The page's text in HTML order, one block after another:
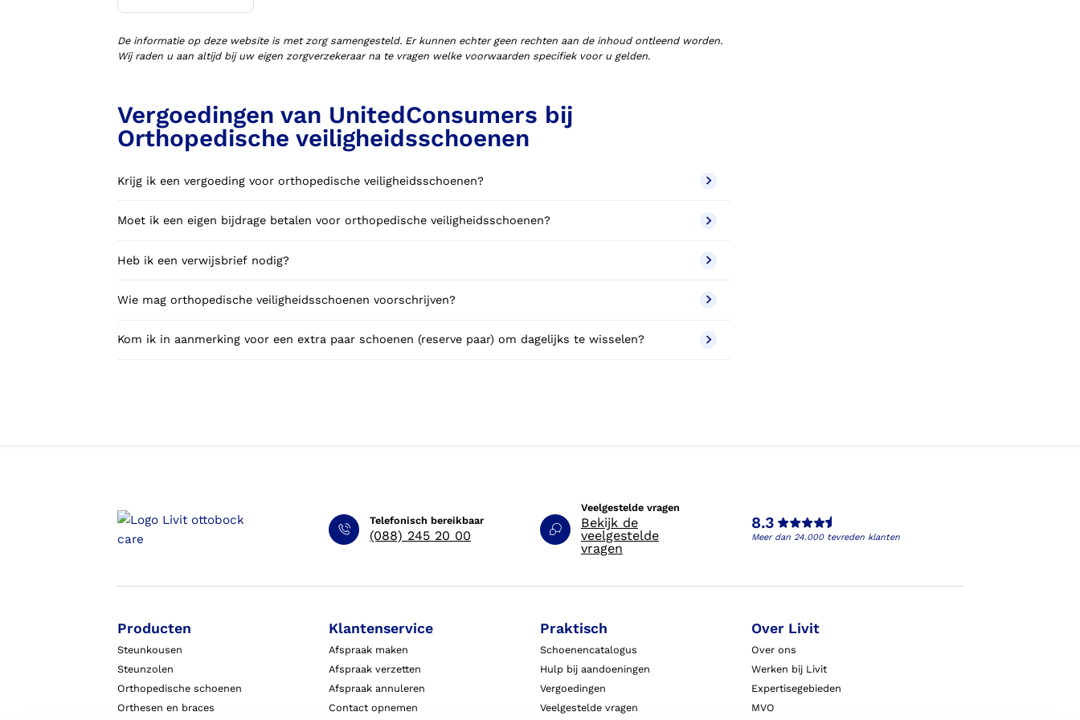
schoenen (VLOS)
De informatie op deze website is met zorg samengesteld. Er kunnen echter geen rechten aan de inhoud ontleend worden.
Wij raden u aan altijd bij uw eigen zorgverzekeraar na te vragen welke voorwaarden specifiek voor u gelden.
Vergoedingen van UnitedConsumers bij
Orthopedische veiligheidsschoenen
Krijg ik een vergoeding voor orthopedische veiligheidsschoenen?
Moet ik een eigen bijdrage betalen voor orthopedische veiligheidsschoenen?
Heb ik een verwijsbrief nodig?
Wie mag orthopedische veiligheidsschoenen voorschrijven?
Kom ik in aanmerking voor een extra paar schoenen (reserve paar) om dagelijks te wisselen?
Telefonisch bereikbaar
(088) 245 20 00
Veelgestelde vragen
Bekijk de
veelgestelde
vragen
8.3
Meer dan 24.000 tevreden klanten
Producten
Steunkousen
Steunzolen
Orthopedische schoenen
Orthesen en braces
Klantenservice
Afspraak maken
Afspraak verzetten
Afspraak annuleren
Contact opnemen
Praktisch
Schoenencatalogus
Hulp bij aandoeningen
Vergoedingen
Veelgestelde vragen
Over Livit
Over ons
Werken bij Livit
Expertisegebieden
MVO